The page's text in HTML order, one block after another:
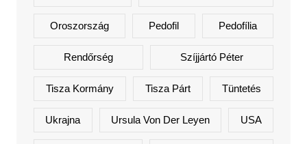
Oroszország Pedofil Pedofília
Rendőrség Szíjjártó Péter
Tisza Kormány Tisza Párt Tüntetés
Ukrajna Ursula Von Der Leyen USA